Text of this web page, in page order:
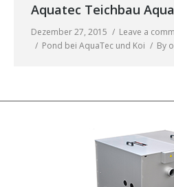
Aquatec Teichbau
Dezember 27, 2015
Leave a
Pond bei AquaTec und Koi
By